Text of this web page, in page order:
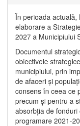
În perioada actuală,
elaborare a
2027 a Municipiului
Documentul
obiectivele
municipiului, prin
de afaceri și
consens în ceea ce
precum și pentru a
absorbția de
programare 2021-